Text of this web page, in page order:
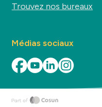
Trouvez nos bureaux
Médias sociaux